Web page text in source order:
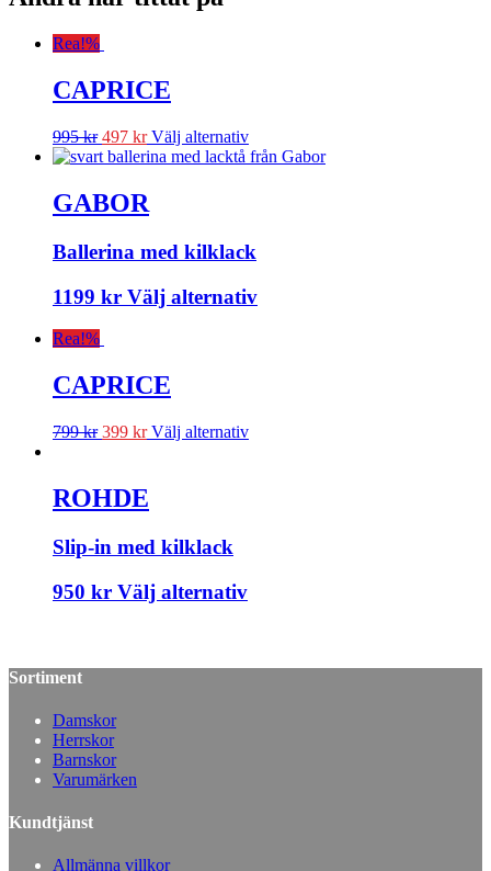
Rea!%
CAPRICE
995kr 497 kr Välj alternativ
GABOR
Ballerina med kilklack
1199 kr Välj alternativ
Rea!%
CAPRICE
799kr 399 kr Välj alternativ
ROHDE
Slip-in med kilklack
950 kr Välj alternativ
Sortiment
Damskor
Herrskor
Barnskor
Varumärken
Kundtjänst
Allmänna villkor